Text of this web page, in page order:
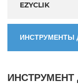
EZYCLIK
ИНСТРУМЕНТЫ